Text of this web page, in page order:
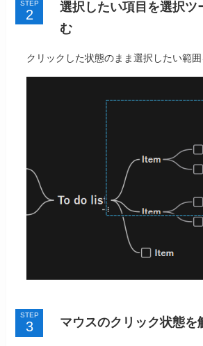
STEP
選択したい項目を選択ツ
む
クリックした状態のまま選択したい範囲
STEP
マウスのクリック状態を